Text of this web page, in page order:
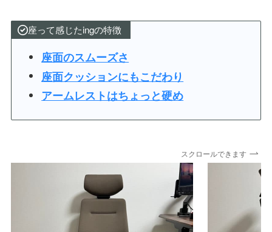
座って感じたingの特徴
座面のスムーズさ
座面クッションにもこだわり
アームレストはちょっと硬め
スクロールできます